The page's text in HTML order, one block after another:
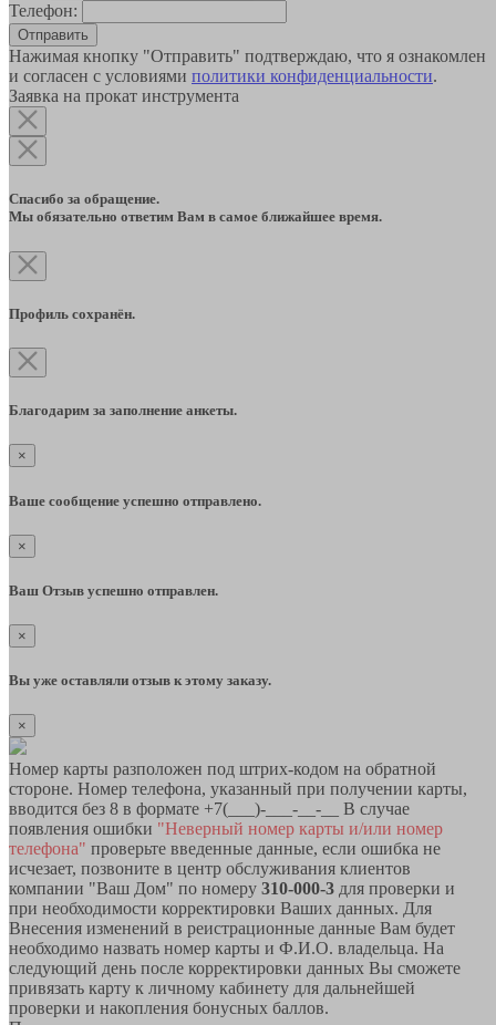
Телефон:
Отправить
Нажимая кнопку "Отправить" подтверждаю, что я ознакомлен
и согласен с условиями политики конфиденциальности.
Заявка на прокат инструмента
Спасибо за обращение.
Мы обязательно ответим Вам в самое ближайшее время.
Профиль сохранён.
Благодарим за заполнение анкеты.
×
Ваше сообщение успешно отправлено.
×
Ваш Отзыв успешно отправлен.
×
Вы уже оставляли отзыв к этому заказу.
×
Номер карты разположен под штрих-кодом на обратной
стороне. Номер телефона, указанный при получении карты,
вводится без 8 в формате +7(___)-___-__-__ В случае
появления ошибки "Неверный номер карты и/или номер
телефона" проверьте введенные данные, если ошибка не
исчезает, позвоните в центр обслуживания клиентов
компании "Ваш Дом" по номеру 310-000-3 для проверки и
при необходимости корректировки Ваших данных. Для
Внесения изменений в реистрационные данные Вам будет
необходимо назвать номер карты и Ф.И.О. владельца. На
следующий день после корректировки данных Вы сможете
привязать карту к личному кабинету для дальнейшей
проверки и накопления бонусных баллов.